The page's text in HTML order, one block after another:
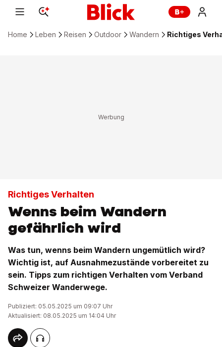
Home Leben Reisen Outdoor Wandern Richtiges
Richtiges Verhalten
Wenns beim Wandern
gefährlich wird
Was tun, wenns beim Wandern ungemütlich wird?
Wichtig ist, auf Ausnahmezustände vorbereitet zu
sein. Tipps zum richtigen Verhalten vom Verband
Schweizer Wanderwege.
Publiziert: 05.05.2025 um 09:07 Uhr
Aktualisiert: 08.05.2025 um 14:04 Uhr